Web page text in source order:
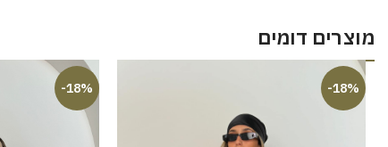
מוצרים דומים
-18%
-18%